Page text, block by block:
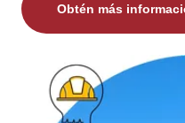
Obtén más